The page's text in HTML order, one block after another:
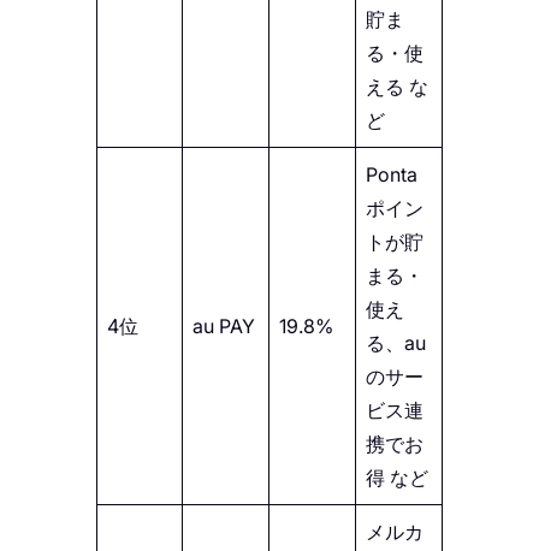
貯ま
る・使
える な
ど
4位 au PAY 19.8%
Ponta
ポイン
トが貯
まる・
使え
る、au
のサー
ビス連
携でお
得 など
メルカ